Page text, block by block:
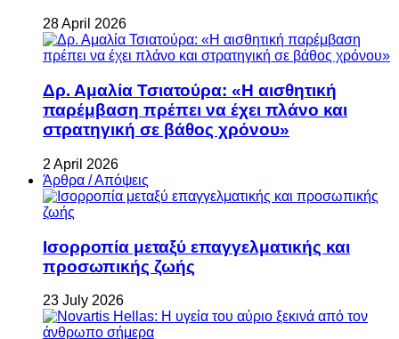
28 April 2026
Δρ. Αμαλία Τσιατούρα: «Η αισθητική
παρέμβαση πρέπει να έχει πλάνο και
στρατηγική σε βάθος χρόνου»
2 April 2026
Άρθρα / Απόψεις
Ισορροπία μεταξύ επαγγελματικής και
προσωπικής ζωής
23 July 2026